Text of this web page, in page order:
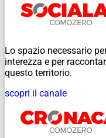
Lo spazio necessario
interezza e per
questo territorio.
scopri il canale